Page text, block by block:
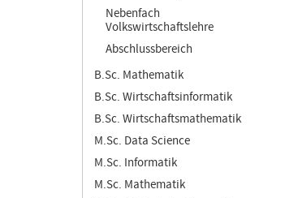
Nebenfach
Volkswirtschaftslehre
Abschlussbereich
B.Sc. Mathematik
B.Sc. Wirtschaftsinformatik
B.Sc. Wirtschaftsmathematik
M.Sc. Data Science
M.Sc. Informatik
M.Sc. Mathematik